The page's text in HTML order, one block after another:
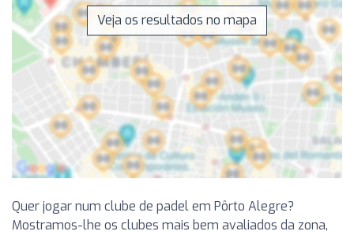
Veja os resultados no mapa
Quer jogar num clube de padel em Pôrto Alegre?
Mostramos-lhe os clubes mais bem avaliados da zona,